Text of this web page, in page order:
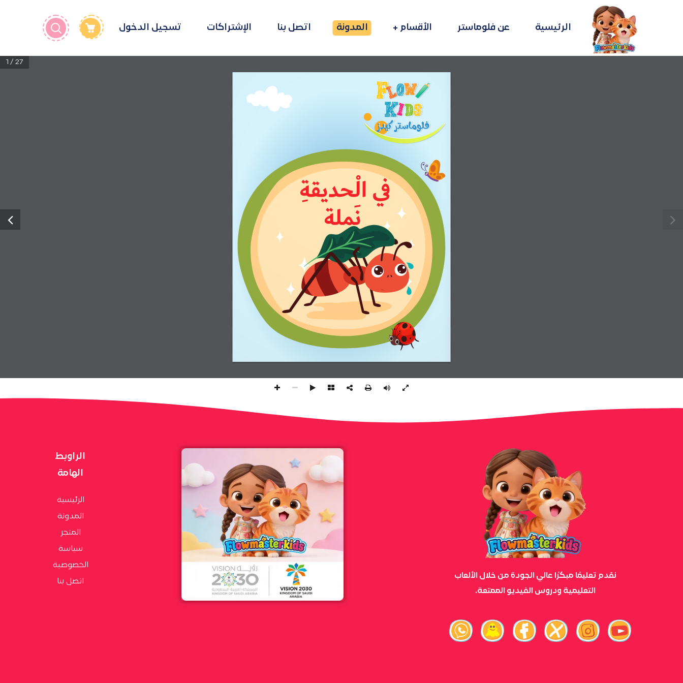
الرئيسية عن فلوماستر الأقسام المدونة اتصل بنا الإشتراكات تسجيل الدخول
في الْحديقةِ
نَملة
1 / 27
نقدم تعليمًا مبكرًا عالي الجودة من خلال الألعاب
التعليمية ودروس الفيديو الممتعة.
الراوبط
الهامة
الرئيسية
المدونة
المتجر
سياسة
الخصوصية
اتصل بنا